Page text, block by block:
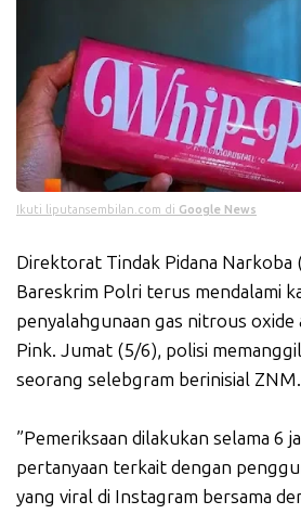
Ikuti liputansembilan.com di Google News
Direktorat Tindak Pidana Narkoba
Bareskrim Polri terus mendalami
penyalahgunaan gas nitrous
Pink. Jumat (5/6), polisi
seorang selebgram berinisial ZNM.
”Pemeriksaan dilakukan selama 6
pertanyaan terkait dengan
yang viral di Instagram bersama